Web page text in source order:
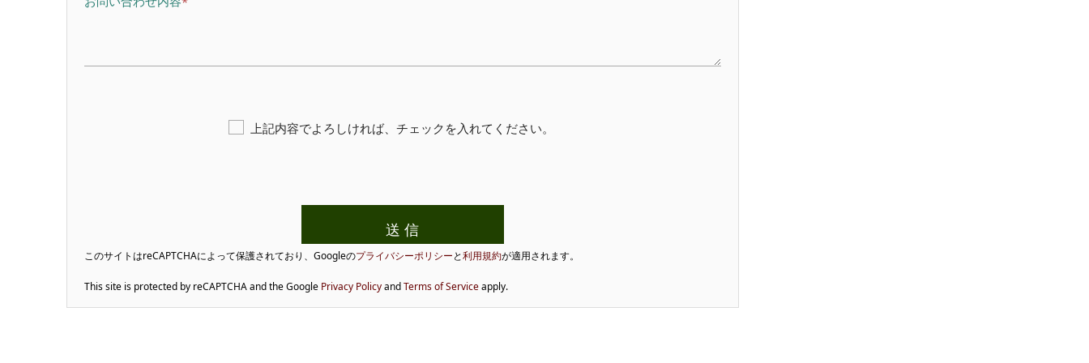
上記内容でよろしければ、チェックを入れてください。
このサイトはreCAPTCHAによって保護されており、Googleのプライバシーポリシーと利用規約が適用されます。
This site is protected by reCAPTCHA and the Google Privacy PolicyandTerms of Serviceapply.